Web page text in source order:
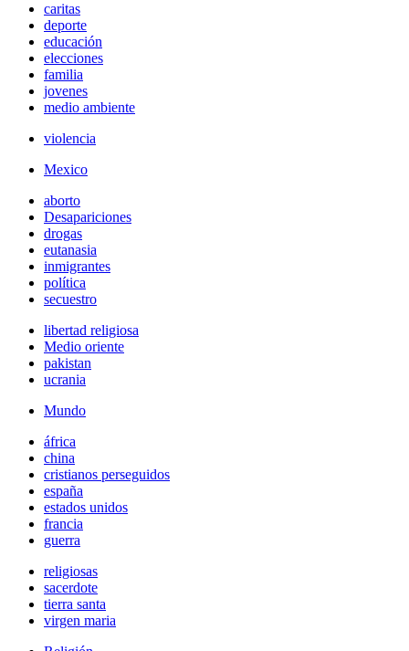
caritas
deporte
educación
elecciones
familia
jovenes
medio ambiente
violencia
Mexico
aborto
Desapariciones
drogas
eutanasia
inmigrantes
política
secuestro
libertad religiosa
Medio oriente
pakistan
ucrania
Mundo
áfrica
china
cristianos perseguidos
españa
estados unidos
francia
guerra
religiosas
sacerdote
tierra santa
virgen maria